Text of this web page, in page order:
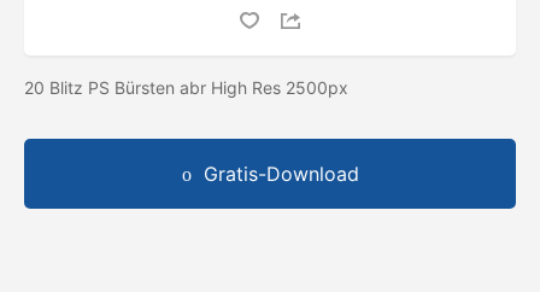
20 Blitz PS Bürsten abr High Res 2500px
Gratis-Download